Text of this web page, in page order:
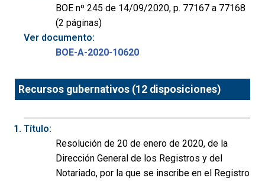
BOE nº 245 de 14/09/2020, p. 77167 a 77168
(2 páginas)
Ver documento:
BOE-A-2020-10620
Recursos gubernativos (12 disposiciones)
Título:
Resolución de 20 de enero de 2020, de la
Dirección General de los Registros y del
Notariado, por la que se inscribe en el Registro